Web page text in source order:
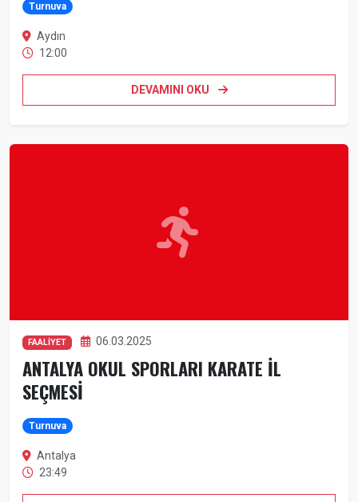
Turnuva
Aydın
12:00
DEVAMINI OKU
FAALİYET 06.03.2025
ANTALYA OKUL SPORLARI KARATE İL
SEÇMESİ
Turnuva
Antalya
23:49